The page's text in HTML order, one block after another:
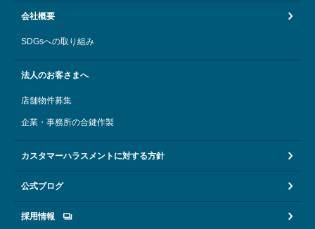
会社概要
SDGsへの取り組み
法人のお客さまへ
店舗物件募集
企業・事務所の合鍵作製
カスタマーハラスメントに対する方針
公式ブログ
採用情報